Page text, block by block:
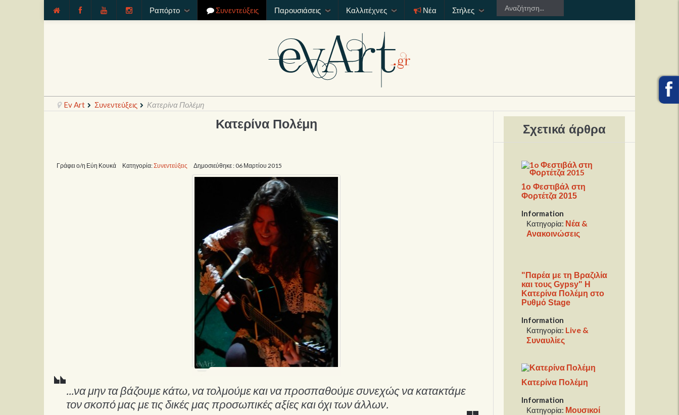
Ραπόρτο Συνεντεύξεις Παρουσιάσεις Καλλιτέχνες Νέα Στήλες
Ev Art Συνεντεύξεις Κατερίνα Πολέμη
Κατερίνα Πολέμη
Γράφει ο/η Εύη Κουκά Κατηγορία:Συνεντεύξεις Δημοσιεύθηκε : 06 Μαρτίου 2015
...να μην τα βάζουμε κάτω, να τολμούμε και να προσπαθούμε συνεχώς να κατακτάμε
τον σκοπό μας με τις δικές μας προσωπικές αξίες και όχι των άλλων.
Σχετικά άρθρα
1o Φεστιβάλ στη
Φορτέτζα 2015
Information
Κατηγορία: Νέα &
Ανακοινώσεις
"Παρέα με τη Βραζιλία
και τους Gypsy" H
Κατερίνα Πολέμη στο
Ρυθμό Stage
Information
Κατηγορία: Live &
Συναυλίες
Κατερίνα Πολέμη
Information
Κατηγορία: Μουσικοί